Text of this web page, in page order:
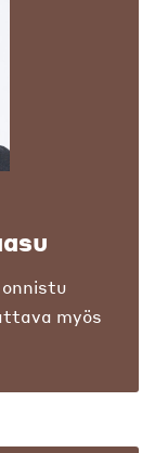
myös